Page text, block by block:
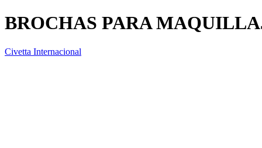
BROCHAS PARA
Civetta Internacional